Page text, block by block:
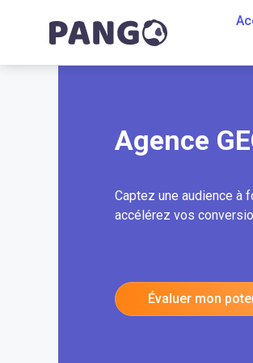
Agence
Captez une audience à
accélérez vos
Évaluer mon